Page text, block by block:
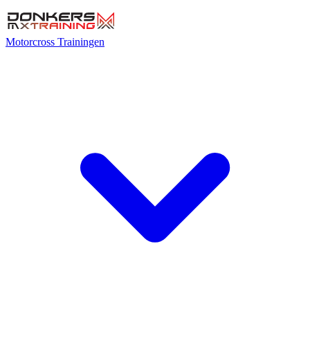
Motorcross Trainingen